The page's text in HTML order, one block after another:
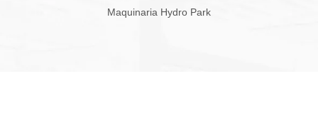
Maquinaria Hydro Park